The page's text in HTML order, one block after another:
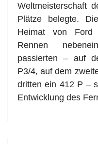
Weltmeisterschaft
Plätze belegte.
Heimat von Ford
Rennen
passierten – auf
P3/4, auf dem
dritten ein 412 P –
Entwicklung des